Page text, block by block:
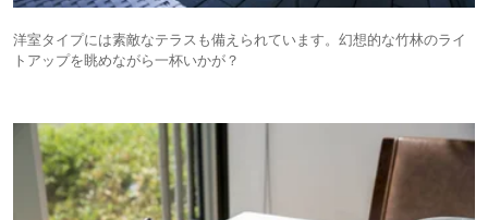
洋室タイプには素敵なテラスも備えられています。幻想的な竹林のライ
トアップを眺めながら一杯いかが？